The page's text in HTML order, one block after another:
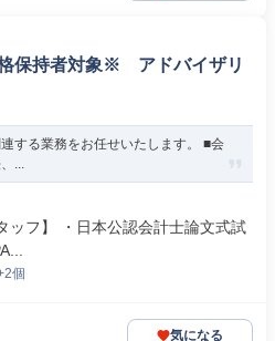
保持者対象※ アドバイザリ
する業務をお任せいたします。 ■会
...
ッフ】 ・日本公認会計士論文式試
個
気になる